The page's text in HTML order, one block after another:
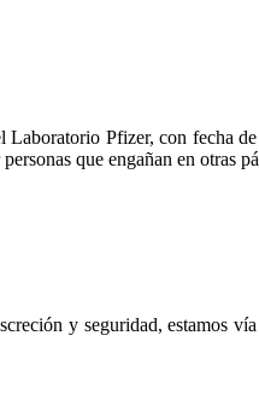
Laboratorio Pfizer, con fecha
que engañan en otras
y seguridad, estamos